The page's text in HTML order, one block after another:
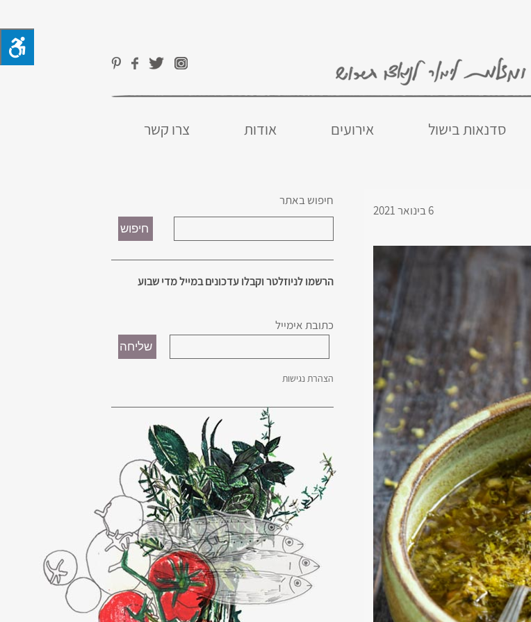
סדנאות בישול אירועים אודות צרו קשר
6 בינואר 2021
חיפוש באתר
הרשמו לניוזלטר וקבלו עדכונים במייל מדי שבוע
כתובת אימייל
הצהרת נגישות